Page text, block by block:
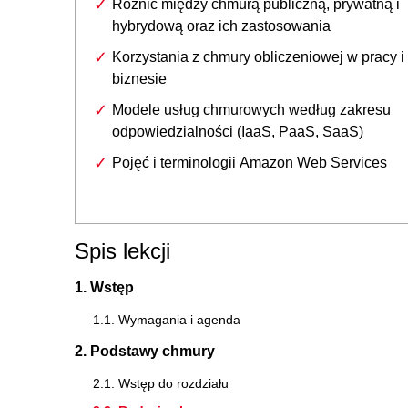
Różnic między chmurą publiczną, prywatną i
hybrydową oraz ich zastosowania
Korzystania z chmury obliczeniowej w pracy i
biznesie
Modele usług chmurowych według zakresu
odpowiedzialności (IaaS, PaaS, SaaS)
Pojęć i terminologii Amazon Web Services
Spis lekcji
1. Wstęp
1.1. Wymagania i agenda
2. Podstawy chmury
2.1. Wstęp do rozdziału